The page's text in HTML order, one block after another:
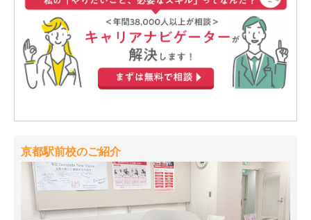
京都駅前校のご紹介